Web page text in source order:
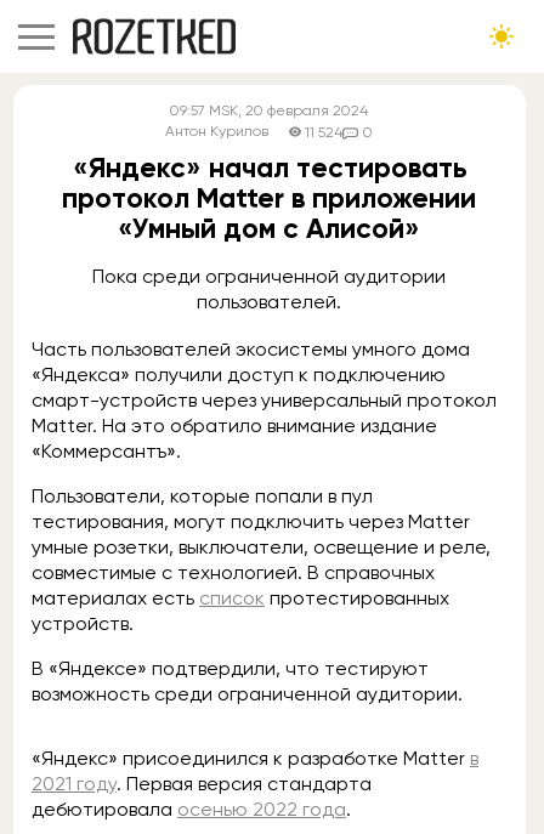
09:57 MSK, 20 февраля 2024
Антон Курилов
11 524 0
«Яндекс» начал тестировать
протокол Matter в приложении
«Умный дом с Алисой»
Пока среди ограниченной аудитории
пользователей.
Часть пользователей экосистемы умного дома
«Яндекса» получили доступ к подключению
смарт-устройств через универсальный протокол
Matter. На это обратило внимание издание
«Коммерсантъ».
Пользователи, которые попали в пул
тестирования, могут подключить через Matter
умные розетки, выключатели, освещение и реле,
совместимые с технологией. В справочных
материалах есть список протестированных
устройств.
В «Яндексе» подтвердили, что тестируют
возможность среди ограниченной аудитории.
«Яндекс» присоединился к разработке Matter в
2021 году. Первая версия стандарта
дебютировала осенью 2022 года.